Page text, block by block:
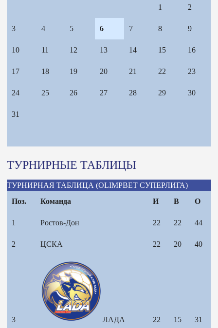
1 2
3 4 5 6 7 8 9
10 11 12 13 14 15 16
17 18 19 20 21 22 23
24 25 26 27 28 29 30
31
ТУРНИРНЫЕ ТАБЛИЦЫ
ТУРНИРНАЯ ТАБЛИЦА (OLIMPBET СУПЕРЛИГА)
Поз.
Команда И В О
1 Ростов-Дон 22 22 44
2 ЦСКА 22 20 40
3 ЛАДА 22 15 31